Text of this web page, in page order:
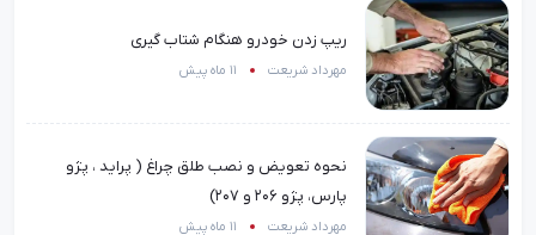
ریپ زدن خودرو هنگام شتاب گیری
مهرداد شریعت 11 ماه پیش
نحوه تعویض و نصب طلق چراغ ( پراید ، پژو
پارس، پژو 206 و 207)
مهرداد شریعت 11 ماه پیش